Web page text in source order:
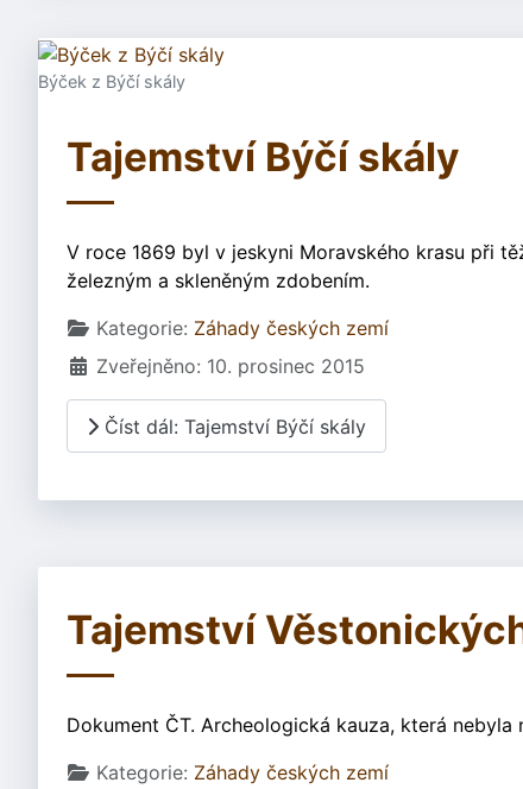
Býček z Býčí skály
Tajemství Býčí skály
V roce 1869 byl v jeskyni Moravského krasu při
železným a skleněným zdobením.
Základní údaje
Kategorie: Záhady českých zemí
Zveřejněno: 10. prosinec 2015
Číst dál: Tajemství Býčí skály
Tajemství
Dokument ČT. Archeologická kauza, která
Základní údaje
Kategorie: Záhady českých zemí